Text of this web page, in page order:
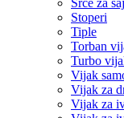
Srce za
Stoperi
Tiple
Torban
Turbo
Vijak
Vijak za
Vijak za